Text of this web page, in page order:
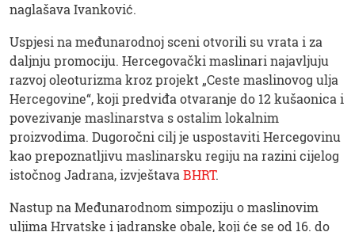
naglašava Ivanković.
Uspjesi na međunarodnoj sceni otvorili su vrata i za
daljnju promociju. Hercegovački maslinari najavljuju
razvoj oleoturizma kroz projekt „Ceste maslinovog ulja
Hercegovine“, koji predviđa otvaranje do 12 kušaonica i
povezivanje maslinarstva s ostalim lokalnim
proizvodima. Dugoročni cilj je uspostaviti Hercegovinu
kao prepoznatljivu maslinarsku regiju na razini cijelog
istočnog Jadrana, izvještava BHRT.
Nastup na Međunarodnom simpoziju o maslinovim
uljima Hrvatske i jadranske obale, koji će se od 16. do